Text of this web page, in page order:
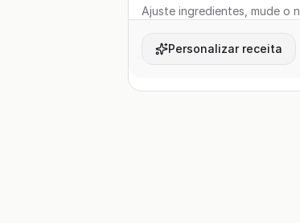
Ajuste ingredientes, mude o
Personalizar receita